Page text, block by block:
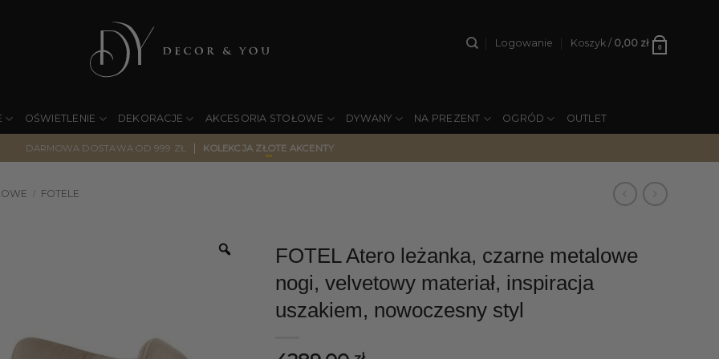
Logowanie Koszyk / 0,00 zł 0
OŚWIETLENIE DEKORACJE AKCESORIA STOŁOWE DYWANY NA PREZENT OGRÓD OUTLET
DARMOWA DOSTAWA OD 999 ZŁ | KOLEKCJA ZŁOTE AKCENTY
/ FOTELE
FOTEL Atero leżanka, czarne metalowe
nogi, velvetowy materiał, inspiracja
uszakiem, nowoczesny styl